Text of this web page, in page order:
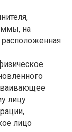
на
лицу
лицо